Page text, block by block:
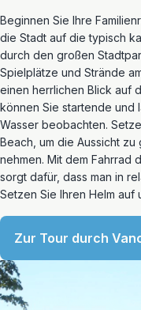
Beginnen Sie Ihre
die Stadt auf die typisch
durch den großen
Spielplätze und Strände
einen herrlichen Blick auf
können Sie startende und
Wasser beobachten.
Beach, um die Aussicht
nehmen. Mit dem Fahrrad
sorgt dafür, dass man in
Setzen Sie Ihren Helm auf
Zur Tour durch